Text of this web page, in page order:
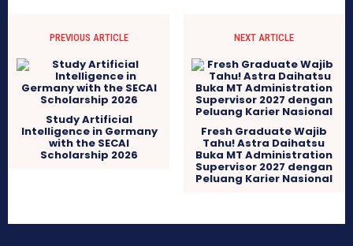
PREVIOUS ARTICLE
Study Artificial
Intelligence in Germany
with the SECAI
Scholarship 2026
NEXT ARTICLE
Fresh Graduate Wajib
Tahu! Astra Daihatsu
Buka MT Administration
Supervisor 2027 dengan
Peluang Karier Nasional